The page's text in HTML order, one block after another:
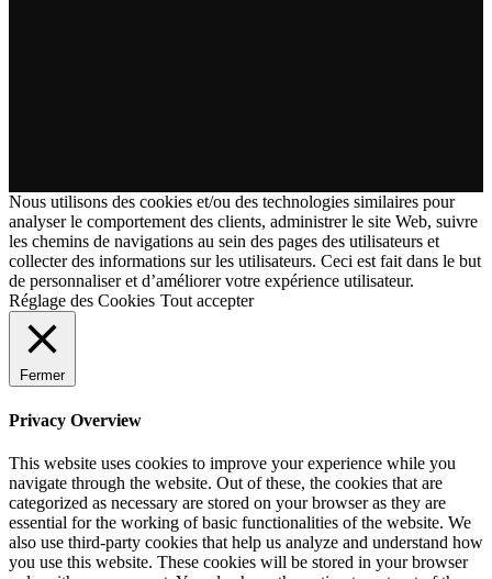
Nous utilisons des cookies et/ou des technologies similaires pour
analyser le comportement des clients, administrer le site Web, suivre
les chemins de navigations au sein des pages des utilisateurs et
collecter des informations sur les utilisateurs. Ceci est fait dans le but
de personnaliser et d’améliorer votre expérience utilisateur.
Réglage des Cookies Tout accepter
Fermer
Privacy Overview
This website uses cookies to improve your experience while you
navigate through the website. Out of these, the cookies that are
categorized as necessary are stored on your browser as they are
essential for the working of basic functionalities of the website. We
also use third-party cookies that help us analyze and understand how
you use this website. These cookies will be stored in your browser